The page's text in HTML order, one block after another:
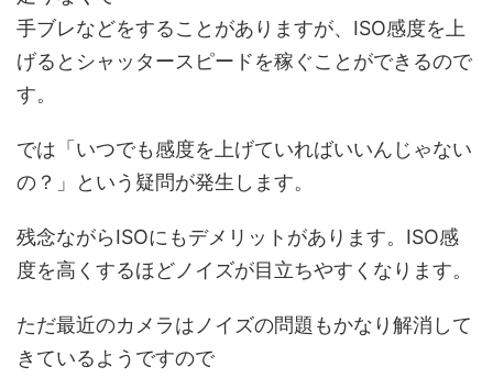
手ブレなどをすることがありますが、ISO感度を上
げるとシャッタースピードを稼ぐことができるので
す。
では「いつでも感度を上げていればいいんじゃない
の？」という疑問が発生します。
残念ながらISOにもデメリットがあります。ISO感
度を高くするほどノイズが目立ちやすくなります。
ただ最近のカメラはノイズの問題もかなり解消して
きているようですので